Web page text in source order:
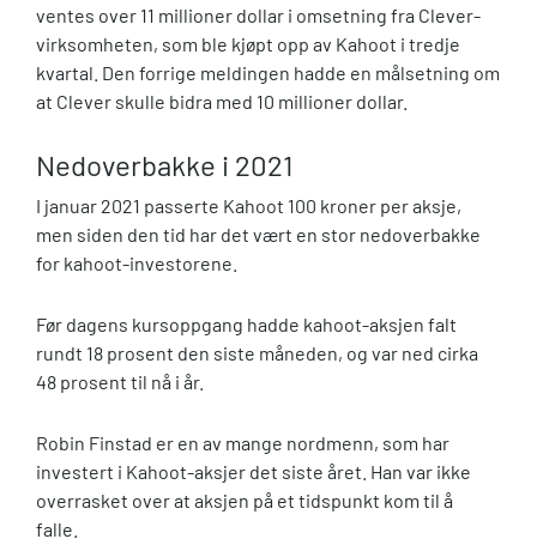
ventes over 11 millioner dollar i omsetning fra Clever-
virksomheten, som ble kjøpt opp av Kahoot i tredje
kvartal. Den forrige meldingen hadde en målsetning om
at Clever skulle bidra med 10 millioner dollar.
Nedoverbakke i 2021
I januar 2021 passerte Kahoot 100 kroner per aksje,
men siden den tid har det vært en stor nedoverbakke
for kahoot-investorene.
Før dagens kursoppgang hadde kahoot-aksjen falt
rundt 18 prosent den siste måneden, og var ned cirka
48 prosent til nå i år.
Robin Finstad er en av mange nordmenn, som har
investert i Kahoot-aksjer det siste året. Han var ikke
overrasket over at aksjen på et tidspunkt kom til å
falle.